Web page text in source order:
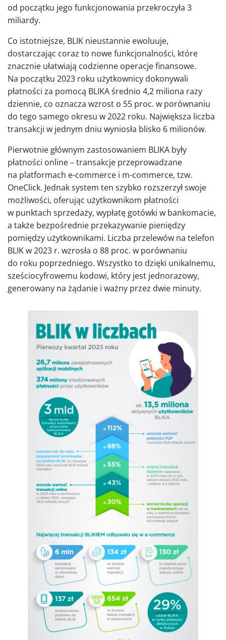
od początku jego funkcjonowania przekroczyła 3
miliardy.
Co istotniejsze, BLIK nieustannie ewoluuje,
dostarczając coraz to nowe funkcjonalności, które
znacznie ułatwiają codzienne operacje finansowe.
Na początku 2023 roku użytkownicy dokonywali
płatności za pomocą BLIKA średnio 4,2 miliona razy
dziennie, co oznacza wzrost o 55 proc. w porównaniu
do tego samego okresu w 2022 roku. Największa liczba
transakcji w jednym dniu wyniosła blisko 6 milionów.
Pierwotnie głównym zastosowaniem BLIKA były
płatności online – transakcje przeprowadzane
na platformach e-commerce i m-commerce, tzw.
OneClick. Jednak system ten szybko rozszerzył swoje
możliwości, oferując użytkownikom płatności
w punktach sprzedaży, wypłatę gotówki w bankomacie,
a także bezpośrednie przekazywanie pieniędzy
pomiędzy użytkownikami. Liczba przelewów na telefon
BLIK w 2023 r. wzrosła o 88 proc. w porównaniu
do roku poprzedniego. Wszystko to dzięki unikalnemu,
sześciocyfrowemu kodowi, który jest jednorazowy,
generowany na żądanie i ważny przez dwie minuty.